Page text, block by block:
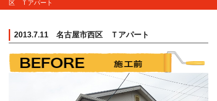
区 Ｔアパート
2013.7.11 名古屋市西区 Ｔアパート